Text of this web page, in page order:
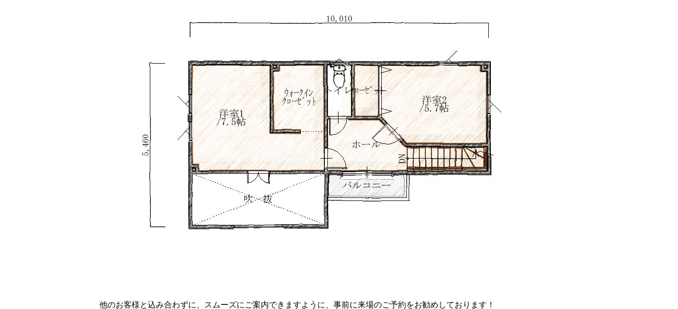
他のお客様と込み合わずに、スムーズにご案内できますように、事前に来場のご予約をお勧めしております！